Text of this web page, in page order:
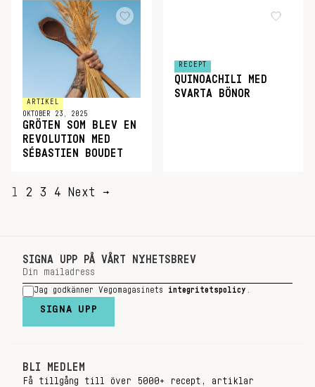
ARTIKEL
OKTOBER 23, 2025
GRÖTEN SOM BLEV EN
REVOLUTION MED
SÉBASTIEN BOUDET
RECEPT
QUINOACHILI MED
SVARTA BÖNOR
SIDNUMRERING
1 2 3 4 Next →
SIGNA UPP PÅ VÅRT NYHETSBREV
Jag godkänner Vegomagasinets integritetspolicy
SIGNA UPP
BLI MEDLEM
Få tillgång till över 5000+ recept, artiklar